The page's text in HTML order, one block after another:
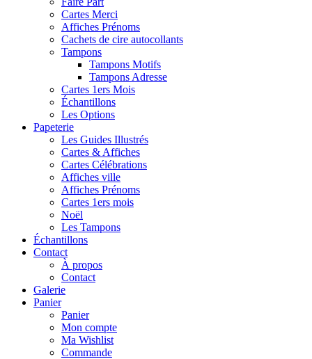
Cartes Merci
Affiches Prénoms
Cachets de cire autocollants
Tampons
Tampons Motifs
Tampons Adresse
Cartes 1ers Mois
Échantillons
Les Options
Papeterie
Les Guides Illustrés
Cartes & Affiches
Cartes Célébrations
Affiches ville
Affiches Prénoms
Cartes 1ers mois
Noël
Les Tampons
Échantillons
Contact
À propos
Contact
Galerie
Panier
Panier
Mon compte
Ma Wishlist
Commande